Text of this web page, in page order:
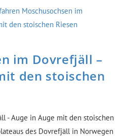
im Dovrefjäll –
den stoischen
- Auge in Auge mit den stoischen
des Dovrefjäll in Norwegen